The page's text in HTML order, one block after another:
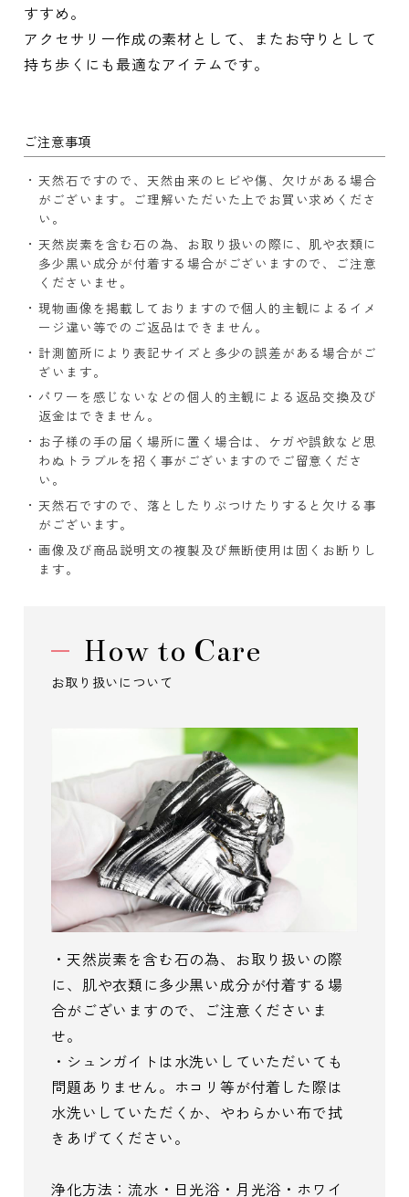
すすめ。
アクセサリー作成の素材として、またお守りとして
持ち歩くにも最適なアイテムです。
ご注意事項
天然石ですので、天然由来のヒビや傷、欠けがある場合
がございます。ご理解いただいた上でお買い求めくださ
い。
天然炭素を含む石の為、お取り扱いの際に、肌や衣類に
多少黒い成分が付着する場合がございますので、ご注意
くださいませ。
現物画像を掲載しておりますので個人的主観によるイメ
ージ違い等でのご返品はできません。
計測箇所により表記サイズと多少の誤差がある場合がご
ざいます。
パワーを感じないなどの個人的主観による返品交換及び
返金はできません。
お子様の手の届く場所に置く場合は、ケガや誤飲など思
わぬトラブルを招く事がございますのでご留意くださ
い。
天然石ですので、落としたりぶつけたりすると欠ける事
がございます。
画像及び商品説明文の複製及び無断使用は固くお断りし
ます。
How to Care
お取り扱いについて
・天然炭素を含む石の為、お取り扱いの際
に、肌や衣類に多少黒い成分が付着する場
合がございますので、ご注意くださいま
せ。
・シュンガイトは水洗いしていただいても
問題ありません。ホコリ等が付着した際は
水洗いしていただくか、やわらかい布で拭
きあげてください。
浄化方法：流水・日光浴・月光浴・ホワイ